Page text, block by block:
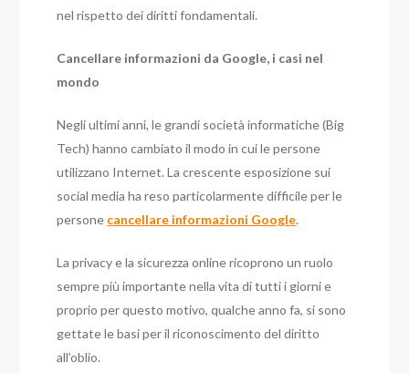
nel rispetto dei diritti fondamentali.
Cancellare informazioni da Google, i casi nel
mondo
Negli ultimi anni, le grandi società informatiche (Big
Tech) hanno cambiato il modo in cui le persone
utilizzano Internet. La crescente esposizione sui
social media ha reso particolarmente difficile per le
persone cancellare informazioni Google.
La privacy e la sicurezza online ricoprono un ruolo
sempre più importante nella vita di tutti i giorni e
proprio per questo motivo, qualche anno fa, si sono
gettate le basi per il riconoscimento del diritto
all’oblio.